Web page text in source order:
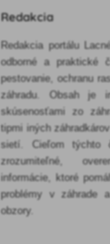
Redakcia
Redakcia portálu
odborné a praktické
pestovanie, ochranu
záhradu. Obsah je
skúsenosťami zo
tipmi iných
sietí. Cieľom týchto
zrozumiteľné,
informácie, ktoré
problémy v záhrade
obzory.